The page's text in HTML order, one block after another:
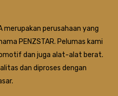
merupakan perusahaan yang
PENZSTAR. Pelumas kami
dan juga alat-alat berat.
dan diproses dengan